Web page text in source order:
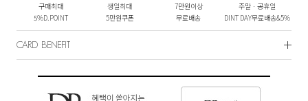
구매최대
5%D.POINT
생일최대
5만원쿠폰
7만원이상
무료배송
주말ㆍ공휴일
DINT DAY무료배송&5%
CARD BENEFIT